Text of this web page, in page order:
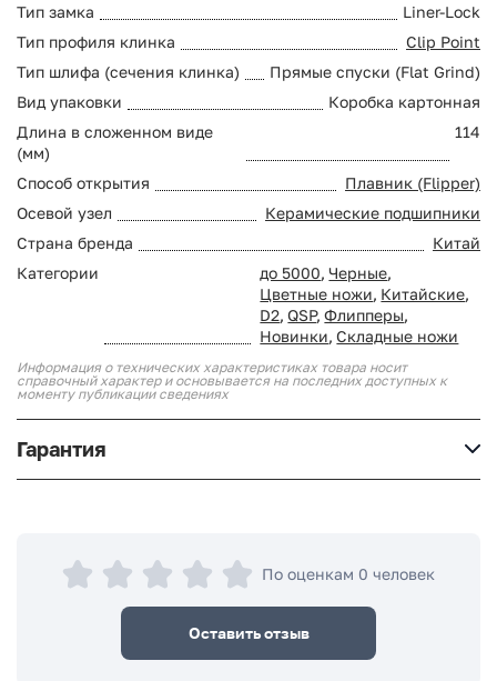
Тип замка
Liner-Lock
Тип профиля клинка
Clip Point
Тип шлифа (сечения клинка)
Прямые спуски (Flat Grind)
Вид упаковки
Коробка картонная
Длина в сложенном виде
(мм)
114
Способ открытия
Плавник (Flipper)
Осевой узел
Керамические подшипники
Страна бренда
Китай
Категории
до 5000, Черные,
Цветные ножи, Китайские,
D2, QSP, Флипперы,
Новинки, Складные ножи
Информация о технических характеристиках товара носит
справочный характер и основывается на последних доступных к
моменту публикации сведениях
Гарантия
По оценкам 0 человек
Оставить отзыв